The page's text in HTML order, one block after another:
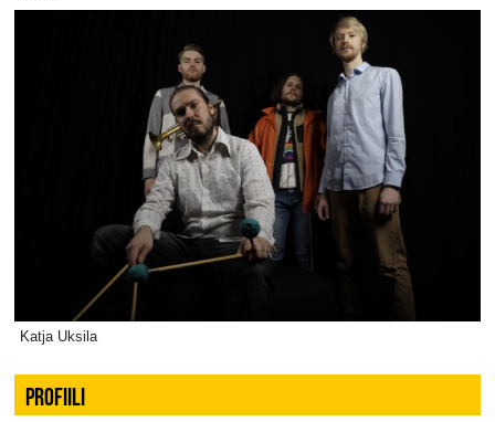
Katja Uksila
PROFIILI